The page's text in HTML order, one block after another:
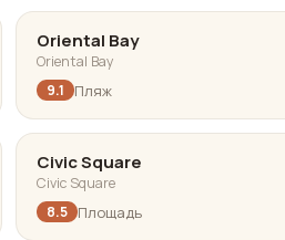
Oriental Bay
Oriental Bay
9.1 Пляж
Civic Square
Civic Square
8.5 Площадь